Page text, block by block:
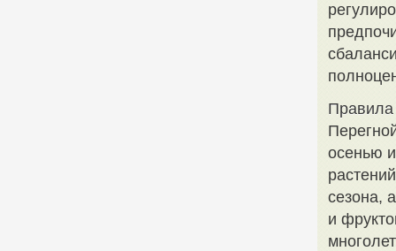
Правила
осенью
сезона,
и